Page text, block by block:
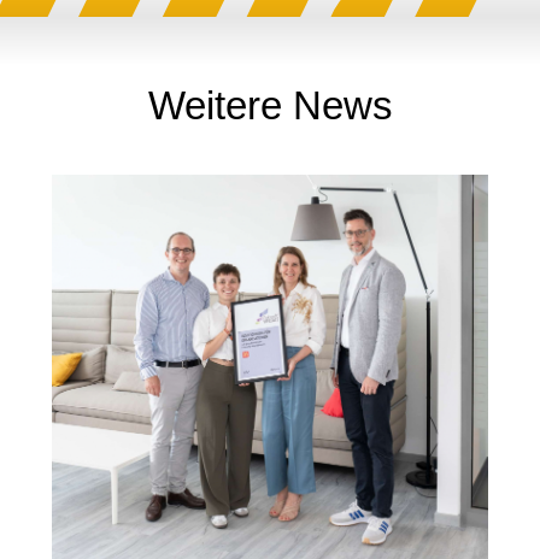
Weitere News